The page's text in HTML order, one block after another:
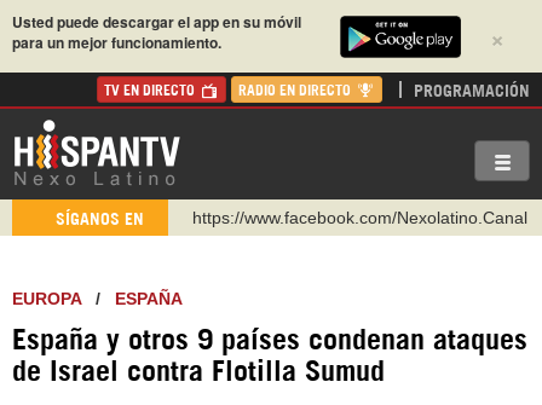
×
Usted puede descargar el app en su móvil
para un mejor funcionamiento.
TV EN DIRECTO RADIO EN DIRECTO PROGRAMACIÓN
SÍGANOS EN
https://www.facebook.com/Nexolatino.Canal
https://t.me/hispantvcanal
https://urmedium.com/c/hispantv
EUROPA/ ESPAÑA
España y otros 9 países condenan ataques
de Israel contra Flotilla Sumud